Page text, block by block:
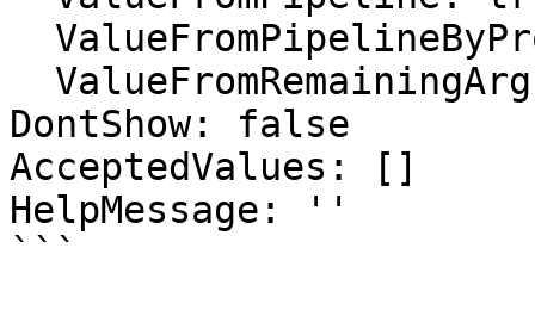
DontShow: false
AcceptedValues: []
HelpMessage: ''
```